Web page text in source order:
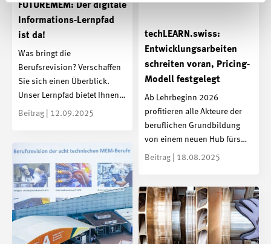
FUTUREMEM: Der digitale
Informations-Lernpfad
ist da!
Was bringt die
Berufsrevision? Verschaffen
Sie sich einen Überblick.
Unser Lernpfad bietet Ihnen…
Beitrag | 12.09.2025
techLEARN.swiss:
Entwicklungsarbeiten
schreiten voran, Pricing-
Modell festgelegt
Ab Lehrbeginn 2026
profitieren alle Akteure der
beruflichen Grundbildung
von einem neuen Hub fürs…
Beitrag | 18.08.2025